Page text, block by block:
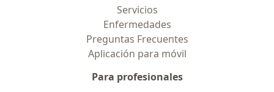
Servicios
Enfermedades
Preguntas Frecuentes
Aplicación para móvil
Para profesionales